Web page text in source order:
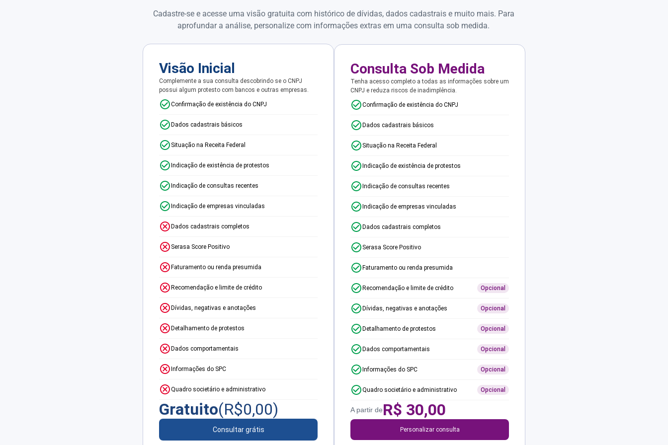
Cadastre-se e acesse uma visão gratuita com histórico de dívidas, dados cadastrais e muito mais. Para
aprofundar a análise, personalize com informações extras em uma consulta sob medida.
Visão Inicial
Complemente a sua consulta descobrindo se o CNPJ
possui algum protesto com bancos e outras empresas.
Confirmação de existência do CNPJ
Dados cadastrais básicos
Situação na Receita Federal
Indicação de existência de protestos
Indicação de consultas recentes
Indicação de empresas vinculadas
Dados cadastrais completos
Serasa Score Positivo
Faturamento ou renda presumida
Recomendação e limite de crédito
Dívidas, negativas e anotações
Detalhamento de protestos
Dados comportamentais
Informações do SPC
Quadro societário e administrativo
Gratuito(R$0,00)
Consultar grátis
Consulta Sob Medida
Tenha acesso completo a todas as informações sobre um
CNPJ e reduza riscos de inadimplência.
Confirmação de existência do CNPJ
Dados cadastrais básicos
Situação na Receita Federal
Indicação de existência de protestos
Indicação de consultas recentes
Indicação de empresas vinculadas
Dados cadastrais completos
Serasa Score Positivo
Faturamento ou renda presumida
Recomendação e limite de crédito Opcional
Dívidas, negativas e anotações Opcional
Detalhamento de protestos Opcional
Dados comportamentais Opcional
Informações do SPC Opcional
Quadro societário e administrativo Opcional
A partir deR$ 30,00
Personalizar consulta